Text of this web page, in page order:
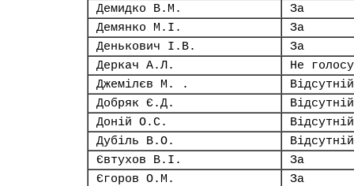
Демидко В.М.
За
Демянко М.І.
За
Денькович І.В.
За
Деркач А.Л.
Не
Джемілєв М. .
Відсутній
Добряк Є.Д.
Відсутній
Доній О.С.
Відсутній
Дубіль В.О.
Відсутній
Євтухов В.І.
За
Єгоров О.М.
За